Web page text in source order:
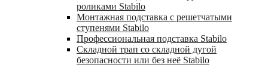
роликами Stabilo
Монтажная подставка с решетчатыми
ступенями Stabilo
Профессиональная подставка Stabilo
Складной трап со складной дугой
безопасности или без неё Stabilo